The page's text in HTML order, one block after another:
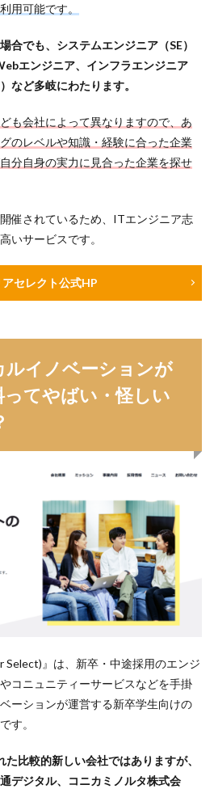
用可能です。
合でも、システムエンジニア（SE）
エンジニア、インフラエンジニア
など多岐にわたります。
も会社によって異なりますので、あ
のレベルや知識・経験に合った企業
分自身の実力に見合った企業を探せ
催されているため、ITエンジニア志
いサービスです。
アセレクト公式HP
ルイノベーションが
ってやばい・怪しい
Select)』は、新卒・中途採用のエンジ
コニュニティーサービスなどを手掛
ーションが運営する新卒学生向けの
す。
比較的新しい会社ではありますが、
デジタル、コニカミノルタ株式会